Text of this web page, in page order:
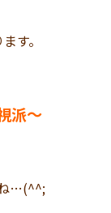
す。
派～
…(^^;